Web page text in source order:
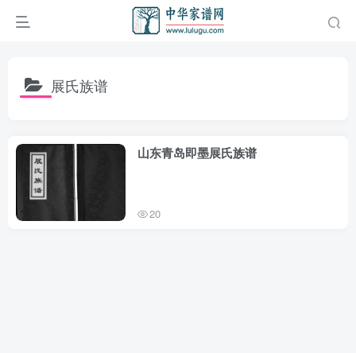
展氏族谱
山东青岛即墨展氏族谱
20